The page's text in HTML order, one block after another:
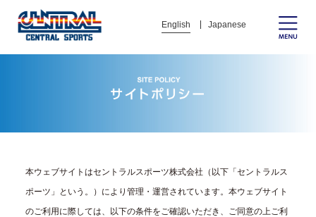
English Japanese
本ウェブサイトはセントラルスポーツ株式会社（以下「セントラルス
ポーツ」という。）により管理・運営されています。本ウェブサイト
のご利用に際しては、以下の条件をご確認いただき、ご同意の上ご利